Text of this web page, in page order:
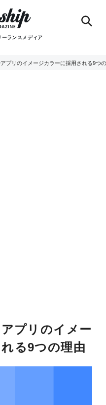
ーランスメディア
アプリのイメージカラーに採用される9つ
プリのイメー
る9つの理由